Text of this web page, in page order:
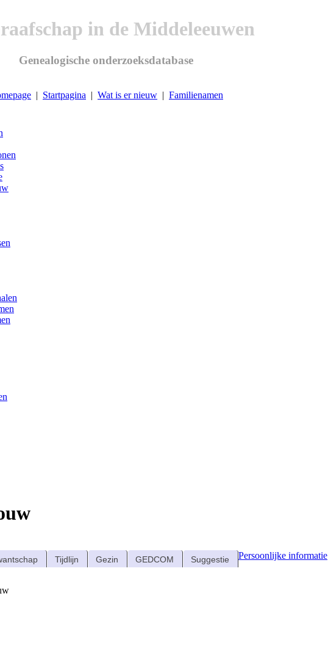
in de Middeleeuwen
Genealogische onderzoeksdatabase
| Startpagina | Wat is er nieuw | Familienamen
Tijdlijn Gezin GEDCOM Suggestie Persoonlijke informatie